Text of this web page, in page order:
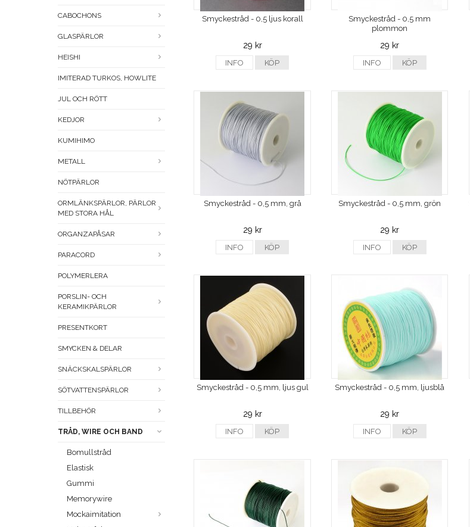
CABOCHONS
GLASPÄRLOR
HEISHI
IMITERAD TURKOS, HOWLITE
JUL OCH RÖTT
KEDJOR
KUMIHIMO
METALL
NÖTPÄRLOR
ORMLÄNKSPÄRLOR, PÄRLOR
MED STORA HÅL
ORGANZAPÅSAR
PARACORD
POLYMERLERA
PORSLIN- OCH
KERAMIKPÄRLOR
PRESENTKORT
SMYCKEN & DELAR
SNÄCKSKALSPÄRLOR
SÖTVATTENSPÄRLOR
TILLBEHÖR
TRÅD, WIRE OCH BAND
Bomullstråd
Elastisk
Gummi
Memorywire
Mockaimitation
Smyckestråd - 0,5 ljus korall
29 kr
INFO KÖP
Smyckestråd - 0,5 mm
plommon
29 kr
INFO KÖP
Smyckestråd - 0,5 mm, grå
29 kr
INFO KÖP
Smyckestråd - 0,5 mm, grön
29 kr
INFO KÖP
Smyckestråd - 0,5 mm, ljus gul
29 kr
INFO KÖP
Smyckestråd - 0,5 mm, ljusblå
29 kr
INFO KÖP